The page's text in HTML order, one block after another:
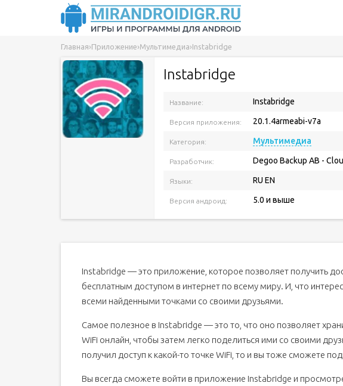
Главная›Приложение›Мультимедиа›Instabridge
Instabridge
Название: Instabridge
Версия приложения: 20.1.4armeabi-v7a
Категория: Мультимедиа
Разработчик: Degoo Backup AB -
Языки: RU EN
Версия андроид: 5.0 и выше
Instabridge — это приложение, которое позволяет получить
бесплатным доступом в интернет по всему миру. И, что
всеми найденными точками со своими друзьями.
Самое полезное в Instabridge — это то, что оно позволяет
WiFi онлайн, чтобы затем легко поделиться ими со своими
получил доступ к какой-то точке WiFi, то и вы тоже сможете
Вы всегда сможете войти в приложение Instabridge и